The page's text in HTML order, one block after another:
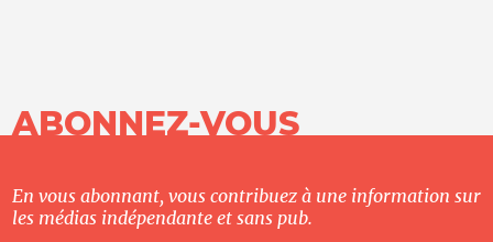
ABONNEZ-VOUS
En vous abonnant, vous contribuez à une information sur
les médias indépendante et sans pub.